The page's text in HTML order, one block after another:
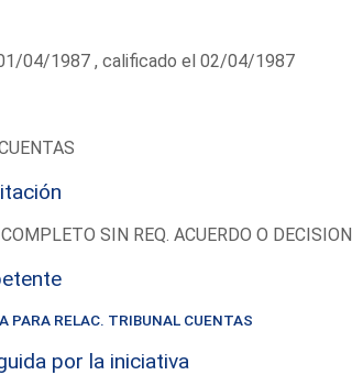
04/1987 , calificado el 02/04/1987
SIN REQ. ACUERDO O DECISION
PARA RELAC. TRIBUNAL CUENTAS
por la iniciativa